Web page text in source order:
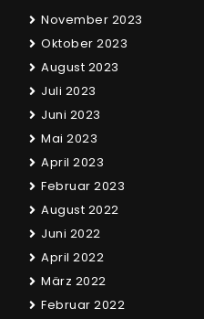
November 2023
Oktober 2023
August 2023
Juli 2023
Juni 2023
Mai 2023
April 2023
Februar 2023
August 2022
Juni 2022
April 2022
März 2022
Februar 2022